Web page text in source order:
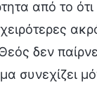
από το
χειρότερες
δεν
συνεχίζει